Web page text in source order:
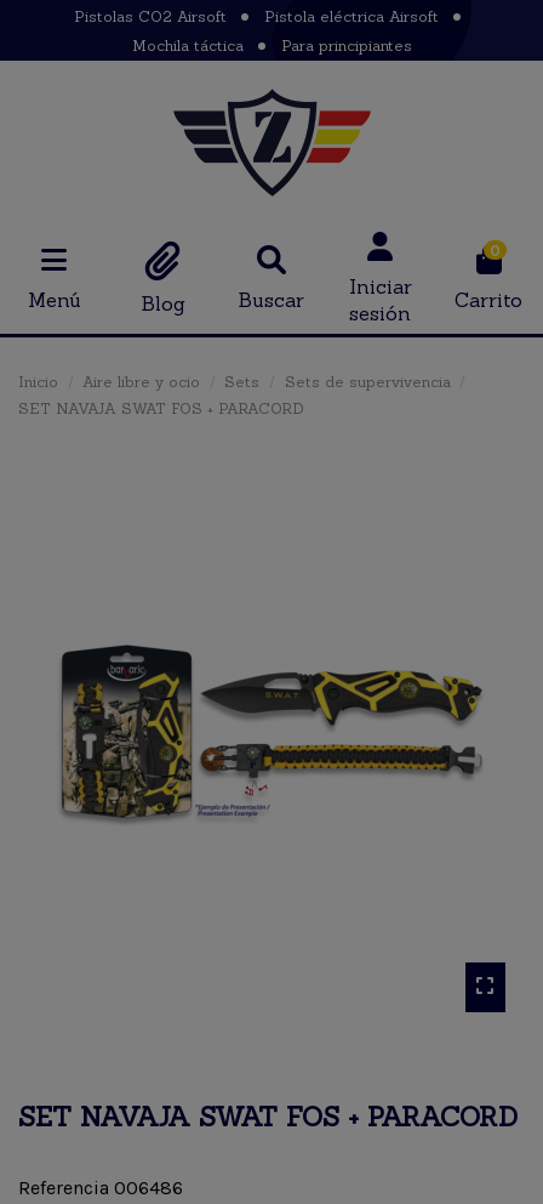
Pistolas CO2 Airsoft
Pistola eléctrica Airsoft
Mochila táctica
Para principiantes
Menú Blog Buscar
Iniciar
sesión
0
Carrito
Inicio Aire libre y ocio Sets
Sets de supervivencia
SET NAVAJA SWAT FOS + PARACORD
SET NAVAJA SWAT FOS + PARACORD
Referencia 006486